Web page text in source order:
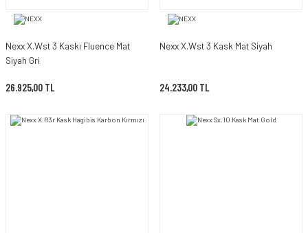
Nexx X.Wst 3 Kaskı Fluence Mat
Siyah Gri
26.925,00 TL
Nexx X.Wst 3 Kask Mat Siyah
24.233,00 TL